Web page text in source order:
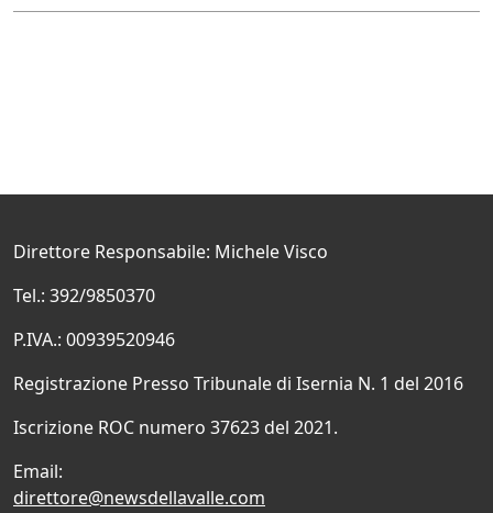
Direttore Responsabile: Michele Visco
Tel.: 392/9850370
P.IVA.: 00939520946
Registrazione Presso Tribunale di Isernia N. 1 del 2016
Iscrizione ROC numero 37623 del 2021.
Email:
direttore@newsdellavalle.com